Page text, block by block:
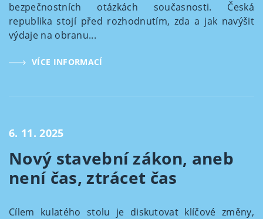
bezpečnostních otázkách současnosti. Česká
republika stojí před rozhodnutím, zda a jak navýšit
výdaje na obranu...
VÍCE INFORMACÍ
6. 11. 2025
Nový stavební zákon, aneb
není čas, ztrácet čas
Cílem kulatého stolu je diskutovat klíčové změny,